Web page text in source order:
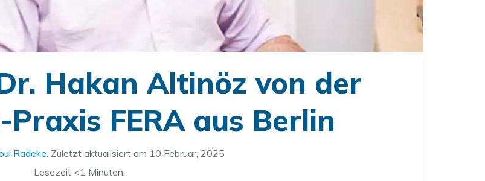
Hakan Altinöz von der
FERA aus Berlin
Radeke. Zuletzt aktualisiert am 10 Februar, 2025
Lesezeit <1 Minuten.